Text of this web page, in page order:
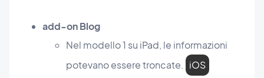
add-on Blog
Nel modello 1 su iPad, le informazioni
potevano essere troncate. iOS